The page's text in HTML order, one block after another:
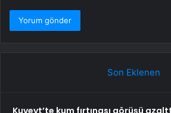
Son Eklenen